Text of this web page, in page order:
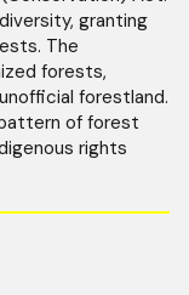
granting
The
forests,
forestland.
of forest
rights